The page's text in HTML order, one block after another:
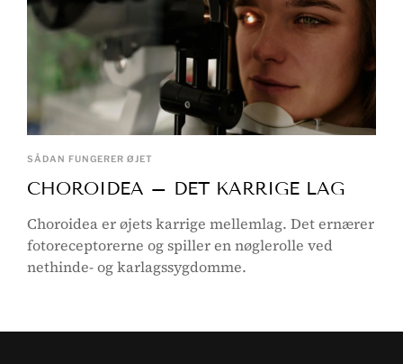
SÅDAN FUNGERER ØJET
CHOROIDEA – DET KARRIGE LAG
Choroidea er øjets karrige mellemlag. Det ernærer
fotoreceptorerne og spiller en nøglerolle ved
nethinde- og karlagssygdomme.